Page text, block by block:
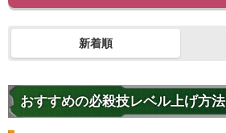
新着順
おすすめの必殺技レベル上げ方法